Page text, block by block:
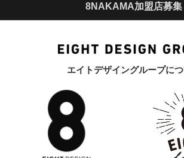
エイトデザイングループに
8NAKAMA加盟店募集